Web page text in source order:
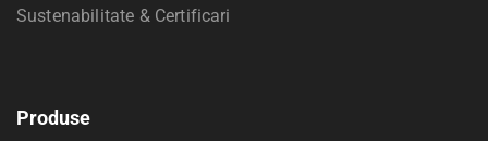
Sustenabilitate & Certificari
Produse